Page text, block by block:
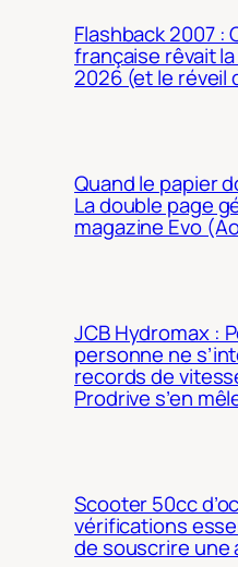
Flashback 2007 :
française rêvait
2026 (et le réveil
Quand le papier
La double page
magazine Evo
JCB Hydromax :
personne ne
records de
Prodrive s’en
Scooter 50cc
vérifications
de souscrire une